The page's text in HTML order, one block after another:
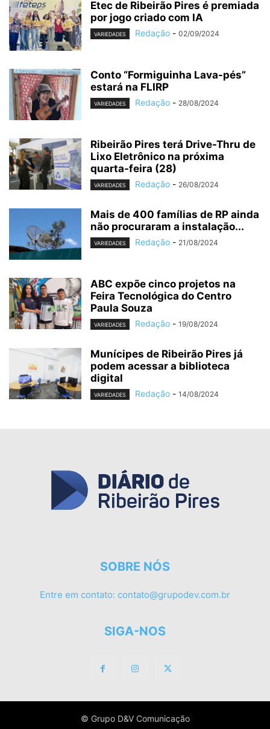
Etec de Ribeirão Pires é premiada
por jogo criado com IA
VARIEDADES Redação - 02/09/2024
Conto “Formiguinha Lava-pés”
estará na FLIRP
VARIEDADES Redação - 28/08/2024
Ribeirão Pires terá Drive-Thru de
Lixo Eletrônico na próxima
quarta-feira (28)
VARIEDADES Redação - 26/08/2024
Mais de 400 famílias de RP ainda
não procuraram a instalação...
VARIEDADES Redação - 21/08/2024
ABC expõe cinco projetos na
Feira Tecnológica do Centro
Paula Souza
VARIEDADES Redação - 19/08/2024
Munícipes de Ribeirão Pires já
podem acessar a biblioteca
digital
VARIEDADES Redação - 14/08/2024
SOBRE NÓS
Entre em contato: contato@grupodev.com.br
SIGA-NOS
© Grupo D&V Comunicação